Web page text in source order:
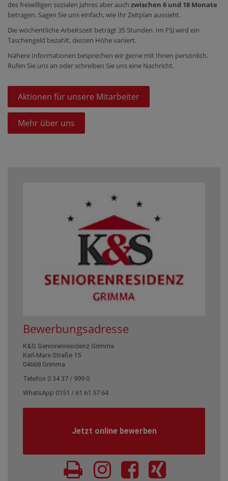
des freiwilligen sozialen Jahres aber auch zwischen 6 und 18 Monate
betragen. Sagen Sie uns einfach, wie Ihr Zeitplan aussieht.
Die wöchentliche Arbeitszeit beträgt 35 Stunden. Im FSJ wird ein
Taschengeld bezahlt, dessen Höhe variiert.
Nähere Informationen besprechen wir gerne mit Ihnen persönlich.
Rufen Sie uns an oder schreiben Sie uns eine Nachricht.
Aktionen für unsere Mitarbeiter
Mehr über uns
Bewerbungsadresse
K&S Seniorenresidenz Grimma
Karl-Marx-Straße 15
04668 Grimma
Telefon 0 34 37 / 999 0
WhatsApp 0151 / 61 61 57 64
Jetzt online bewerben